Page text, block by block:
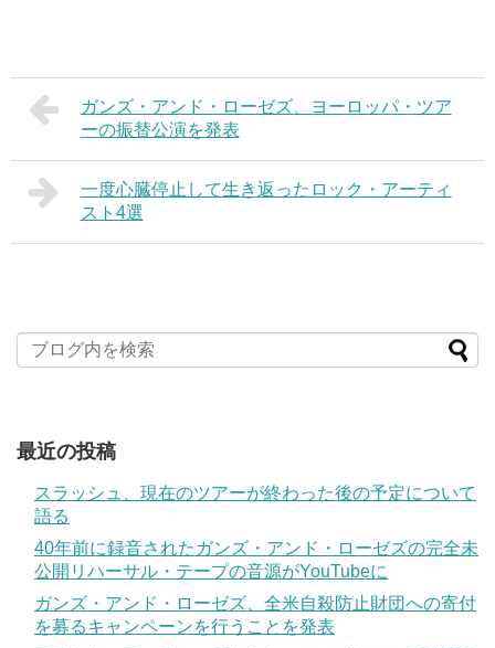
ガンズ・アンド・ローゼズ、ヨーロッパ・ツア
ーの振替公演を発表
一度心臓停止して生き返ったロック・アーティ
スト4選
最近の投稿
スラッシュ、現在のツアーが終わった後の予定について
語る
40年前に録音されたガンズ・アンド・ローゼズの完全未
公開リハーサル・テープの音源がYouTubeに
ガンズ・アンド・ローゼズ、全米自殺防止財団への寄付
を募るキャンペーンを行うことを発表